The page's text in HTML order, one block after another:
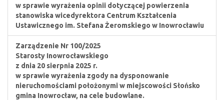
w sprawie wyrażenia opinii dotyczącej powierzenia
stanowiska wicedyrektora Centrum Kształcenia
Ustawicznego im. Stefana Żeromskiego w Inowrocławiu
Zarządzenie Nr 100/2025
Starosty Inowrocławskiego
z dnia 20 sierpnia 2025 r.
w sprawie wyrażenia zgody na dysponowanie
nieruchomościami położonymi w miejscowości Słońsko
gmina Inowrocław, na cele budowlane.